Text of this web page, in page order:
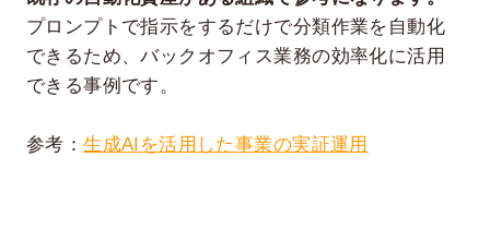
プロンプトで指示をするだけで分類作業を自動化
できるため、バックオフィス業務の効率化に活用
できる事例です。
参考：生成AIを活用した事業の実証運用